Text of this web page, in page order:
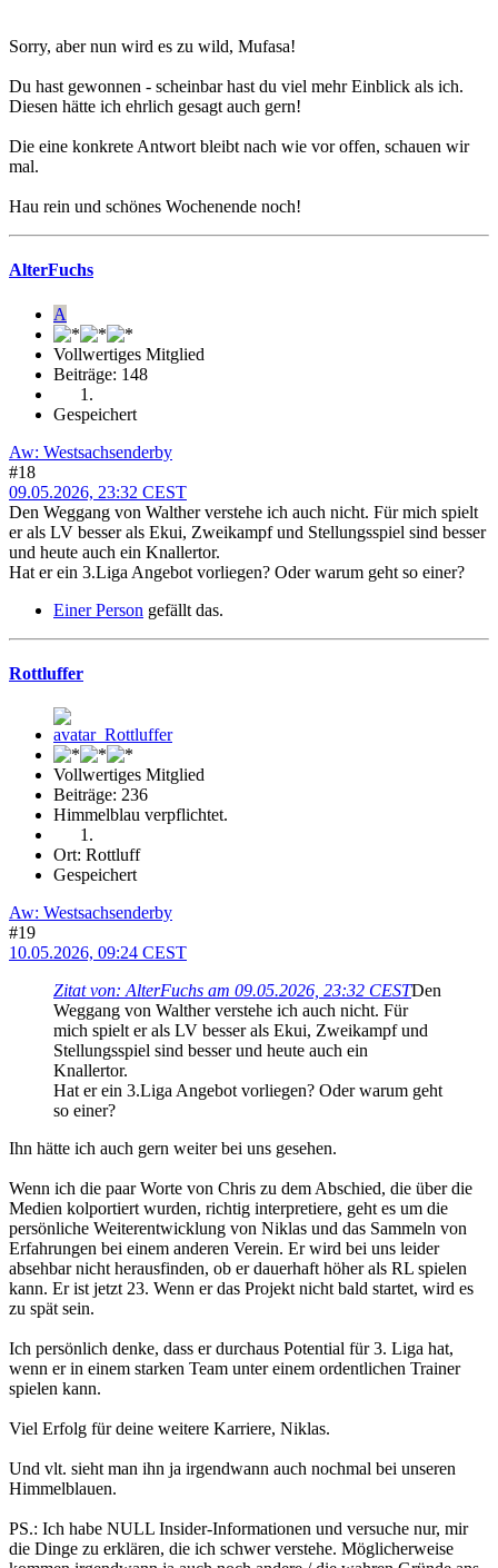
Sorry, aber nun wird es zu wild, Mufasa!
Du hast gewonnen - scheinbar hast du viel mehr Einblick als ich.
Diesen hätte ich ehrlich gesagt auch gern!
Die eine konkrete Antwort bleibt nach wie vor offen, schauen wir
mal.
Hau rein und schönes Wochenende noch!
AlterFuchs
A
Vollwertiges Mitglied
Beiträge: 148
Gespeichert
Aw: Westsachsenderby
#18
09.05.2026, 23:32 CEST
Den Weggang von Walther verstehe ich auch nicht. Für mich spielt
er als LV besser als Ekui, Zweikampf und Stellungsspiel sind besser
und heute auch ein Knallertor.
Hat er ein 3.Liga Angebot vorliegen? Oder warum geht so einer?
Einer Person gefällt das.
Rottluffer
Vollwertiges Mitglied
Beiträge: 236
Himmelblau verpflichtet.
Ort: Rottluff
Gespeichert
Aw: Westsachsenderby
#19
10.05.2026, 09:24 CEST
Zitat von: AlterFuchs am 09.05.2026, 23:32 CESTDen
Weggang von Walther verstehe ich auch nicht. Für
mich spielt er als LV besser als Ekui, Zweikampf und
Stellungsspiel sind besser und heute auch ein
Knallertor.
Hat er ein 3.Liga Angebot vorliegen? Oder warum geht
so einer?
Ihn hätte ich auch gern weiter bei uns gesehen.
Wenn ich die paar Worte von Chris zu dem Abschied, die über die
Medien kolportiert wurden, richtig interpretiere, geht es um die
persönliche Weiterentwicklung von Niklas und das Sammeln von
Erfahrungen bei einem anderen Verein. Er wird bei uns leider
absehbar nicht herausfinden, ob er dauerhaft höher als RL spielen
kann. Er ist jetzt 23. Wenn er das Projekt nicht bald startet, wird es
zu spät sein.
Ich persönlich denke, dass er durchaus Potential für 3. Liga hat,
wenn er in einem starken Team unter einem ordentlichen Trainer
spielen kann.
Viel Erfolg für deine weitere Karriere, Niklas.
Und vlt. sieht man ihn ja irgendwann auch nochmal bei unseren
Himmelblauen.
PS.: Ich habe NULL Insider-Informationen und versuche nur, mir
die Dinge zu erklären, die ich schwer verstehe. Möglicherweise